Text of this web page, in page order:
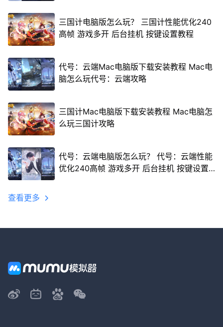
三国计电脑版怎么玩？ 三国计性能优化240
高帧 游戏多开 后台挂机 按键设置教程
代号：云端Mac电脑版下载安装教程 Mac电
脑怎么玩代号：云端攻略
三国计Mac电脑版下载安装教程 Mac电脑怎
么玩三国计攻略
代号：云端电脑版怎么玩？ 代号：云端性能
优化240高帧 游戏多开 后台挂机 按键设置
查看更多